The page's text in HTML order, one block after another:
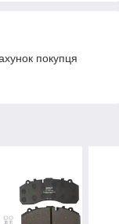
покупця